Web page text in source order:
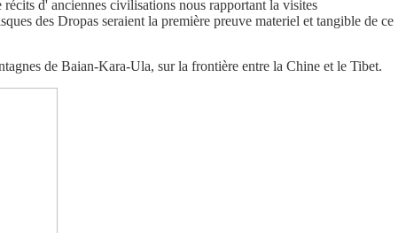
d' anciennes civilisations nous rapportant la visites
des Dropas seraient la première preuve materiel et tangible de ce
de Baian-Kara-Ula, sur la frontière entre la Chine et le Tibet.